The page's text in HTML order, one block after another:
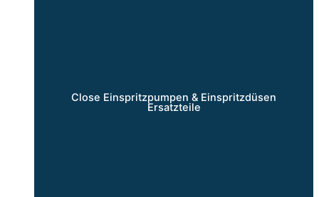
Close Einspritzpumpen & Einspritzdüsen
Ersatzteile